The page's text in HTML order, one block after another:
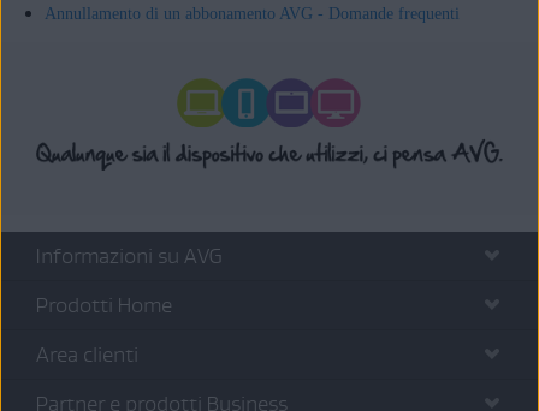
Annullamento di un abbonamento AVG - Domande frequenti
Informazioni su AVG
Prodotti Home
Area clienti
Partner e prodotti Business